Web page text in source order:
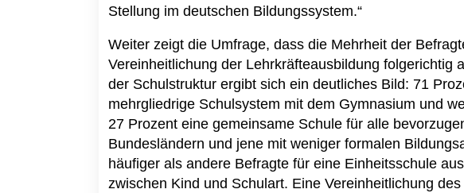
Stellung im deutschen Bildungssystem.“
Weiter zeigt die Umfrage, dass die Mehrheit der
Vereinheitlichung der Lehrkräfteausbildung folgerichtig
der Schulstruktur ergibt sich ein deutliches Bild: 71
mehrgliedrige Schulsystem mit dem Gymnasium und
27 Prozent eine gemeinsame Schule für alle
Bundesländern und jene mit weniger formalen
häufiger als andere Befragte für eine Einheitsschule
zwischen Kind und Schulart. Eine Vereinheitlichung